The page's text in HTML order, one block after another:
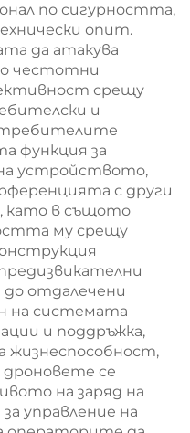
по сигурността,
опит.
да атакува
честотни
срещу
и
функция за
устройството,
с други
като в същото
му срещу
до отдалечени
на системата
и поддръжка,
жизнеспособност,
се
на заряд на
управление на